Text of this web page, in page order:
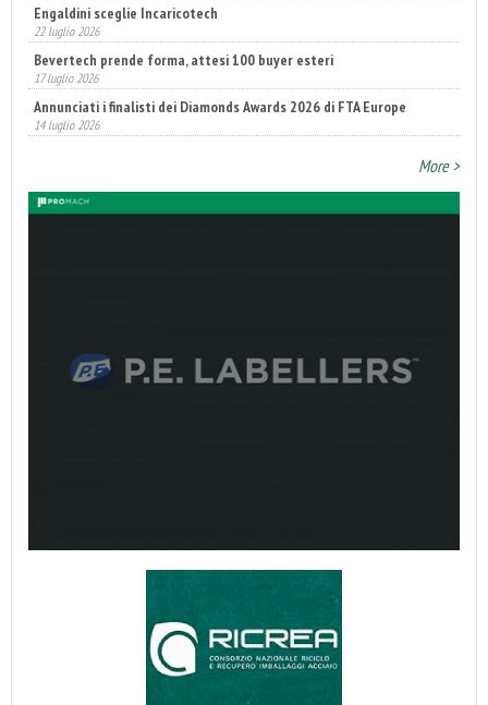
Engaldini sceglie Incaricotech
22 luglio 2026
Bevertech prende forma, attesi 100 buyer esteri
17 luglio 2026
Annunciati i finalisti dei Diamonds Awards 2026 di FTA Europe
14 luglio 2026
More >